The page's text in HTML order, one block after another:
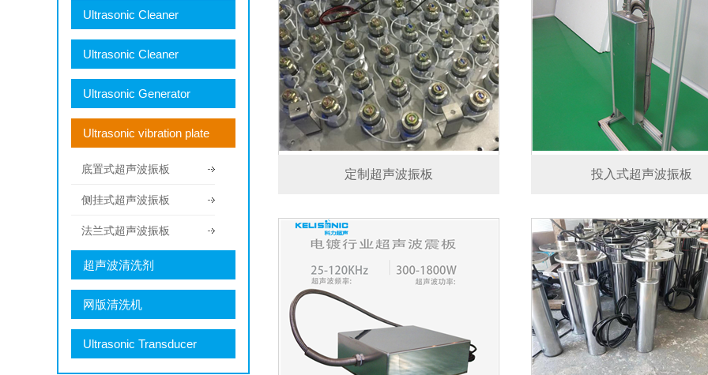
Ultrasonic Cleaner
Ultrasonic Cleaner
Ultrasonic Generator
Ultrasonic vibration plate
底置式超声波振板
侧挂式超声波振板
法兰式超声波振板
超声波清洗剂
网版清洗机
Ultrasonic Transducer
定制超声波振板 投入式超声波振板